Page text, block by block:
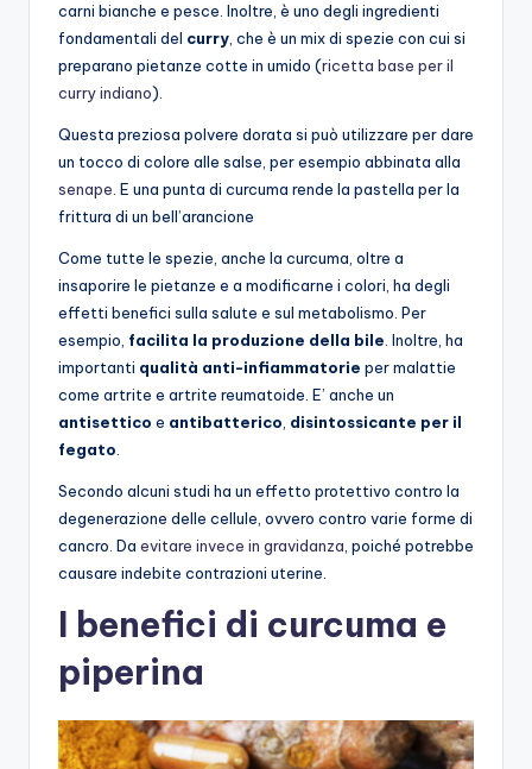
carni bianche e pesce. Inoltre, è uno degli ingredienti
fondamentali del curry, che è un mix di spezie con cui si
preparano pietanze cotte in umido (ricetta base per il
curry indiano).
Questa preziosa polvere dorata si può utilizzare per dare
un tocco di colore alle salse, per esempio abbinata alla
senape. E una punta di curcuma rende la pastella per la
frittura di un bell’arancione
Come tutte le spezie, anche la curcuma, oltre a
insaporire le pietanze e a modificarne i colori, ha degli
effetti benefici sulla salute e sul metabolismo. Per
esempio, facilita la produzione della bile. Inoltre, ha
importanti qualità anti-infiammatorie per malattie
come artrite e artrite reumatoide. E’ anche un
antisettico e antibatterico, disintossicante per il
fegato.
Secondo alcuni studi ha un effetto protettivo contro la
degenerazione delle cellule, ovvero contro varie forme di
cancro. Da evitare invece in gravidanza, poiché potrebbe
causare indebite contrazioni uterine.
I benefici di curcuma e
piperina